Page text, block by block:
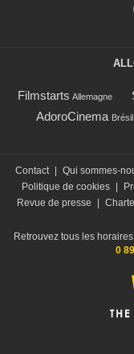
Filmstarts Allemagne
AdoroCinema Brésil
Contact Qui sommes-
Politique de cookies
Revue de presse
Retrouvez tous les
0